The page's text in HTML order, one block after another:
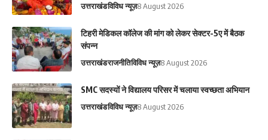
उत्तराखंडविविध न्यूज़8 August 2026
टिहरी मेडिकल कॉलेज की मांग को लेकर सेक्टर-5ए में बैठक
संपन्न
उत्तराखंडराजनीतिविविध न्यूज़8 August 2026
SMC सदस्यों ने विद्यालय परिसर में चलाया स्वच्छता अभियान
उत्तराखंडविविध न्यूज़8 August 2026